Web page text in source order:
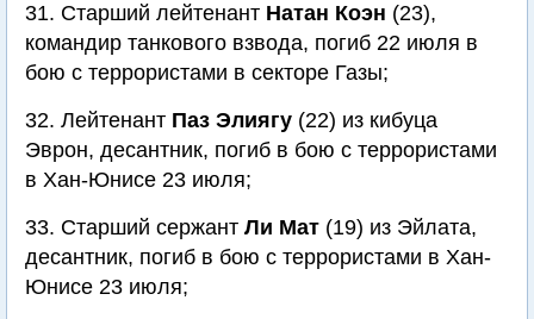
31. Старший лейтенант Натан Коэн (23),
командир танкового взвода, погиб 22 июля в
бою с террористами в секторе Газы;
32. Лейтенант Паз Элиягу (22) из кибуца
Эврон, десантник, погиб в бою с террористами
в Хан-Юнисе 23 июля;
33. Старший сержант Ли Мат (19) из Эйлата,
десантник, погиб в бою с террористами в Хан-
Юнисе 23 июля;